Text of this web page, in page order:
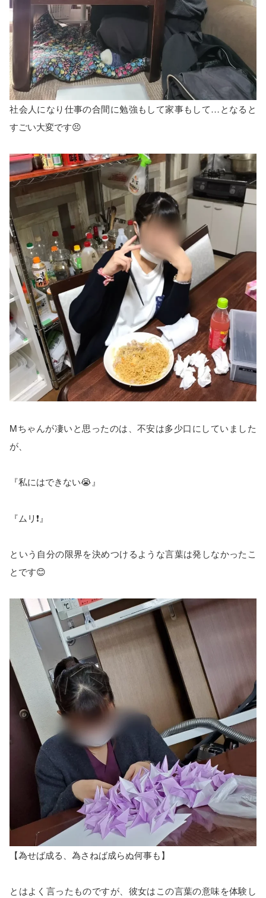
社会人になり仕事の合間に勉強もして家事もして…となると
すごい大変です😣
Mちゃんが凄いと思ったのは、不安は多少口にしていました
が、
『私にはできない😭』
『ムリ❗』
という自分の限界を決めつけるような言葉は発しなかったこ
とです😊
【為せば成る、為さねば成らぬ何事も】
とはよく言ったものですが、彼女はこの言葉の意味を体験し